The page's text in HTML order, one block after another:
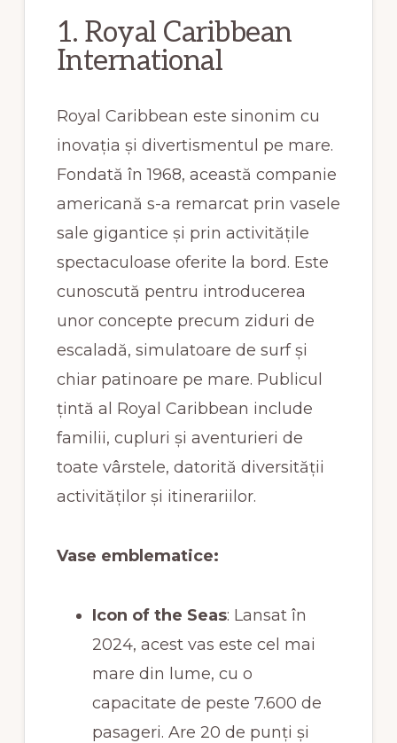
1. Royal Caribbean
International
Royal Caribbean este sinonim cu
inovația și divertismentul pe mare.
Fondată în 1968, această companie
americană s-a remarcat prin vasele
sale gigantice și prin activitățile
spectaculoase oferite la bord. Este
cunoscută pentru introducerea
unor concepte precum ziduri de
escaladă, simulatoare de surf și
chiar patinoare pe mare. Publicul
țintă al Royal Caribbean include
familii, cupluri și aventurieri de
toate vârstele, datorită diversității
activităților și itinerariilor.
Vase emblematice:
Icon of the Seas: Lansat în
2024, acest vas este cel mai
mare din lume, cu o
capacitate de peste 7.600 de
pasageri. Are 20 de punți și